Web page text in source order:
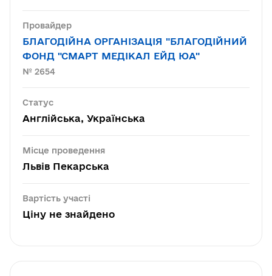
Провайдер
БЛАГОДІЙНА ОРГАНІЗАЦІЯ "БЛАГОДІЙНИЙ
ФОНД "СМАРТ МЕДІКАЛ ЕЙД ЮА"
№ 2654
Статус
Англійська, Українська
Місце проведення
Львів Пекарська
Вартість участі
Ціну не знайдено